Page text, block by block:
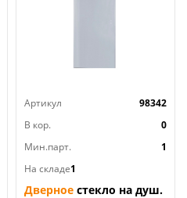
Артикул
98342
В кор.
0
Мин.парт.
1
На складе1
Дверное стекло на душ.